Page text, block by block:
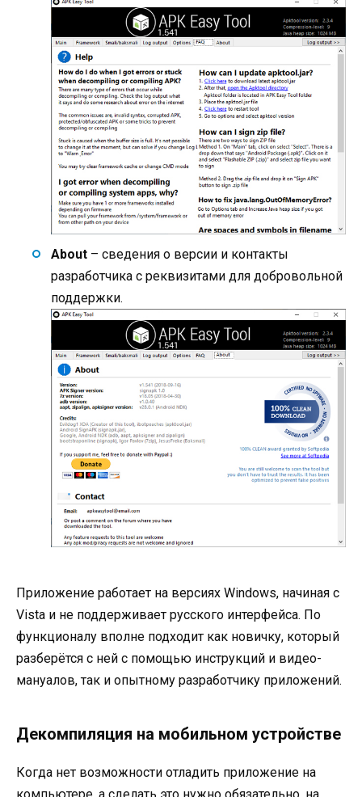
About – сведения о версии и контакты
разработчика с реквизитами для добровольной
поддержки.
Приложение работает на версиях Windows, начиная с
Vista и не поддерживает русского интерфейса. По
функционалу вполне подходит как новичку, который
разберётся с ней с помощью инструкций и видео-
мануалов, так и опытному разработчику приложений.
Декомпиляция на мобильном устройстве
Когда нет возможности отладить приложение на